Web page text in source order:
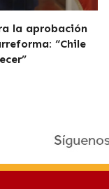
la aprobación
“Chile